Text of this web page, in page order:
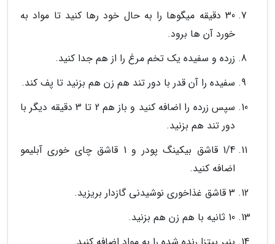
30 دقیقه میگوها را به حال خود رها کنید تا مواد به
خورد آن ها برود.
زرده و سفیده یک تخم مرغ را از هم جدا کنید.
سفیده را آن قدر با دور تند هم زن هم بزنید تا پف کند.
سپس زرده را اضافه کنید و باز هم 2 تا 3 دقیقه دیگر با
دور تند هم بزنید.
1/4 قاشق بیکینگ پودر و 1 قاشق چای خوری آبلیمو
اضافه کنید.
3 قاشق غذاخوری نوشیدنی گازدار بریزید.
10 ثانیه با هم زن هم بزنید.